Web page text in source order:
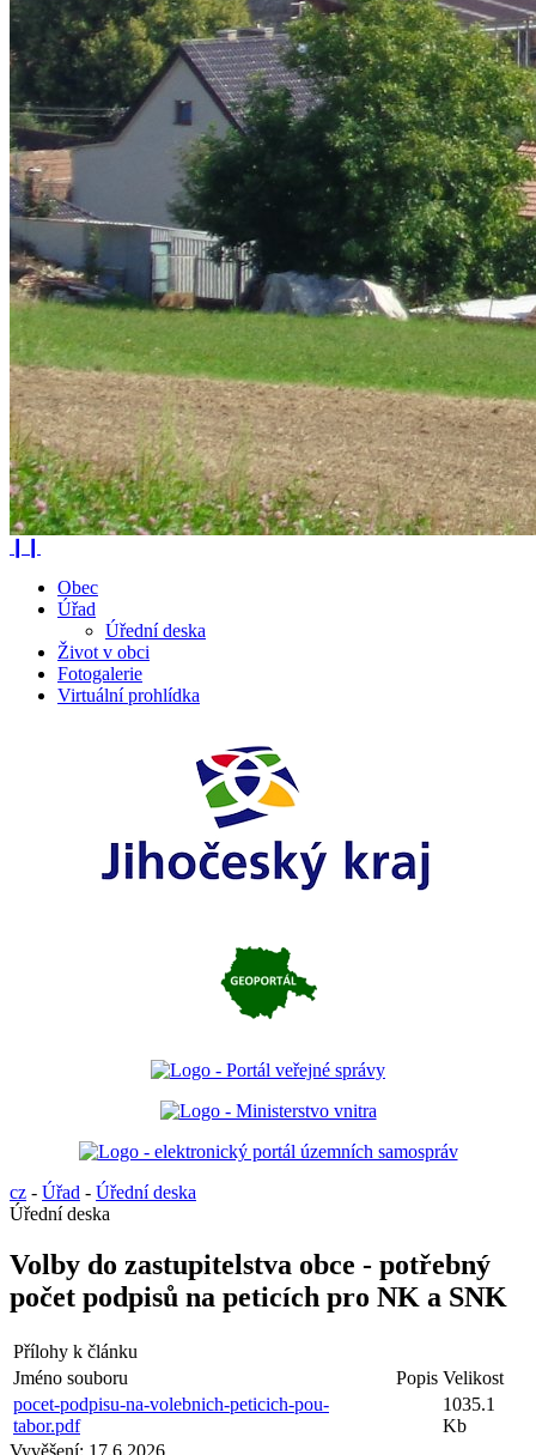
Obec
Úřad
Úřední deska
Život v obci
Fotogalerie
Virtuální prohlídka
cz - Úřad - Úřední deska
Úřední deska
Volby do zastupitelstva obce - potřebný
počet podpisů na peticích pro NK a SNK
Přílohy k článku
Jméno souboru
Popis Velikost
pocet-podpisu-na-volebnich-peticich-pou-
tabor.pdf
1035.1
Kb
Vyvěšení: 17.6.2026